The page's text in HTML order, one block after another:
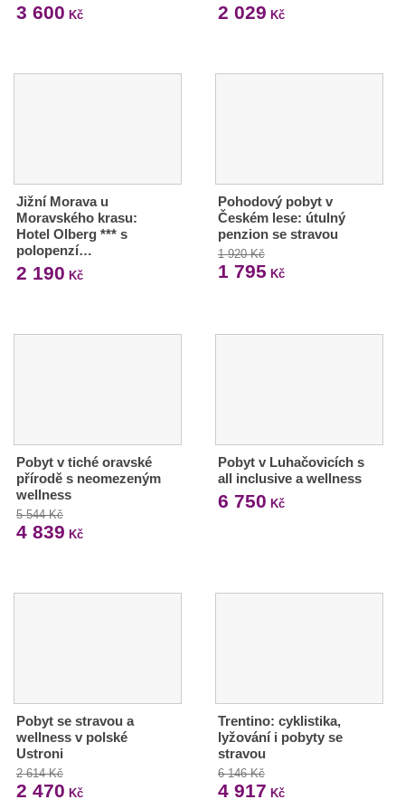
3 600 Kč 2 029 Kč
Jižní Morava u
Moravského krasu:
Hotel Olberg *** s
polopenzí…
2 190 Kč
Pohodový pobyt v
Českém lese: útulný
penzion se stravou
1 920 Kč
1 795 Kč
Pobyt v tiché oravské
přírodě s neomezeným
wellness
5 544 Kč
4 839 Kč
Pobyt v Luhačovicích s
all inclusive a wellness
6 750 Kč
Pobyt se stravou a
wellness v polské
Ustroni
2 614 Kč
2 470 Kč
Trentino: cyklistika,
lyžování i pobyty se
stravou
6 146 Kč
4 917 Kč